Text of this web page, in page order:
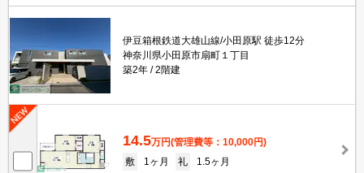
伊豆箱根鉄道大雄山線/小田原駅 徒歩12分
神奈川県小田原市扇町１丁目
築2年
2階建
14.5万円(管理費等：10,000円)
敷
1ヶ月 礼
1.5ヶ月